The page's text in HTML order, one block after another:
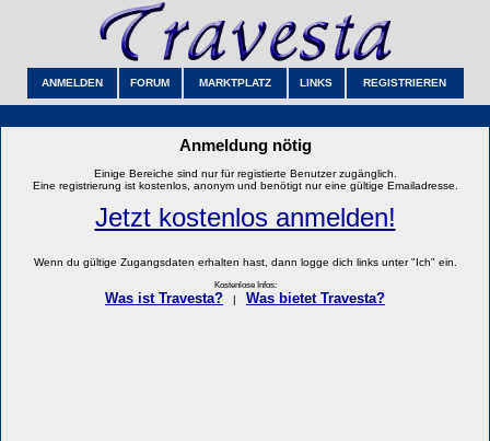
ANMELDEN FORUM MARKTPLATZ LINKS REGISTRIEREN
Anmeldung nötig
Einige Bereiche sind nur für registierte Benutzer zugänglich.
Eine registrierung ist kostenlos, anonym und benötigt nur eine gültige Emailadresse.
Jetzt kostenlos anmelden!
Wenn du gültige Zugangsdaten erhalten hast, dann logge dich links unter "Ich" ein.
Kostenlose Infos:
Was ist Travesta? Was bietet Travesta?